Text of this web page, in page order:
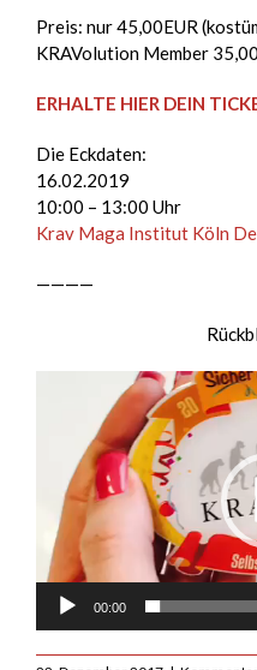
Preis: nur 45,00EUR
KRAVolution Member
ERHALTE HIER DEIN
Die Eckdaten:
16.02.2019
10:00 – 13:00 Uhr
Krav Maga Institut Köln
————
00:00